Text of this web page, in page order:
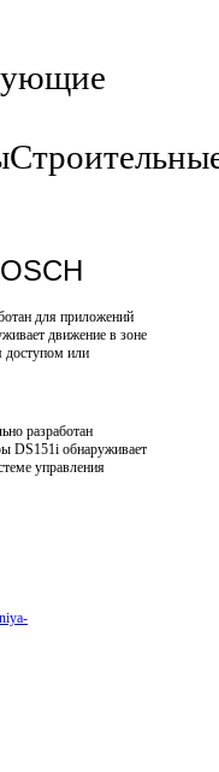
для приложений
движение в зоне
доступом или
разработан
DS151i обнаруживает
управления